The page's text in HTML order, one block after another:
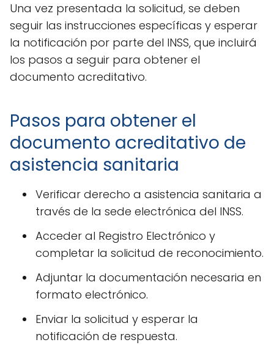
Una vez presentada la solicitud, se deben
seguir las instrucciones específicas y esperar
la notificación por parte del INSS, que incluirá
los pasos a seguir para obtener el
documento acreditativo.
Pasos para obtener el
documento acreditativo de
asistencia sanitaria
Verificar derecho a asistencia sanitaria a
través de la sede electrónica del INSS.
Acceder al Registro Electrónico y
completar la solicitud de reconocimiento.
Adjuntar la documentación necesaria en
formato electrónico.
Enviar la solicitud y esperar la
notificación de respuesta.